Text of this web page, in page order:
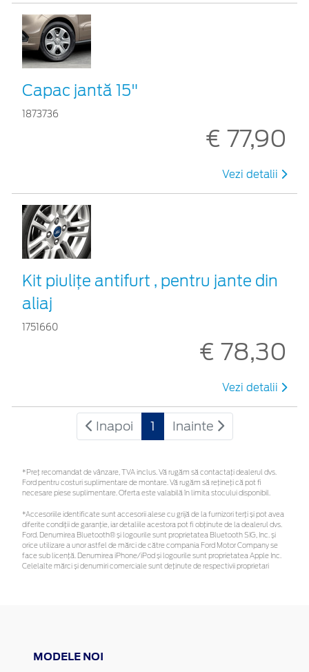
Capac jantă 15"
1873736
€ 77,90
Vezi detalii
Kit piuliţe antifurt , pentru jante din
aliaj
1751660
€ 78,30
Vezi detalii
Inapoi 1 Inainte
*Preţ recomandat de vânzare, TVA inclus. Vă rugăm să contactaţi dealerul dvs.
Ford pentru costuri suplimentare de montare. Vă rugăm să rețineți că pot fi
necesare piese suplimentare. Oferta este valabilă în limita stocului disponibil.
*Accesoriile identificate sunt accesorii alese cu grijă de la furnizori terți și pot avea
diferite condiții de garanție, iar detaliile acestora pot fi obținute de la dealerul dvs.
Ford. Denumirea Bluetooth® și logourile sunt proprietatea Bluetooth SIG, Inc. și
orice utilizare a unor astfel de mărci de către compania Ford Motor Company se
face sub licență. Denumirea iPhone/iPod și logourile sunt proprietatea Apple Inc.
Celelalte mărci și denumiri comerciale sunt deținute de respectivii proprietari
MODELE NOI